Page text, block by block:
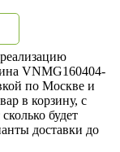
VNMG160404-
по Москве и
в корзину, с
будет
доставки до